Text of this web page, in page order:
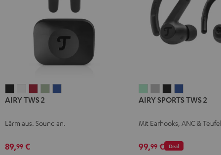
TWS
Night
TWS
Pure
TWS
RubySageSpace
AIRY TWS 2
Lärm aus. Sound an.
89,99 €
SPORTS
2
Green
SPORTS
2
Gray
SPORTS
2
Black
SPORTS
2
Blue
AIRY SPORTS TWS 2
Mit Earhooks, ANC &
Deal
99,99€